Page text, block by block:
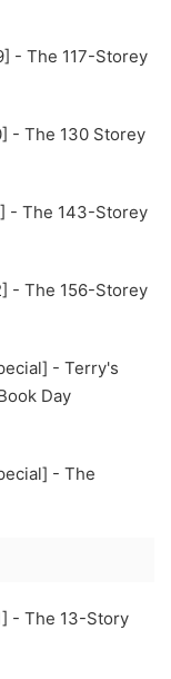
- The 117-Storey
- The 130 Storey
- The 143-Storey
- The 156-Storey
- Terry's
Day
- The
- The 13-Story